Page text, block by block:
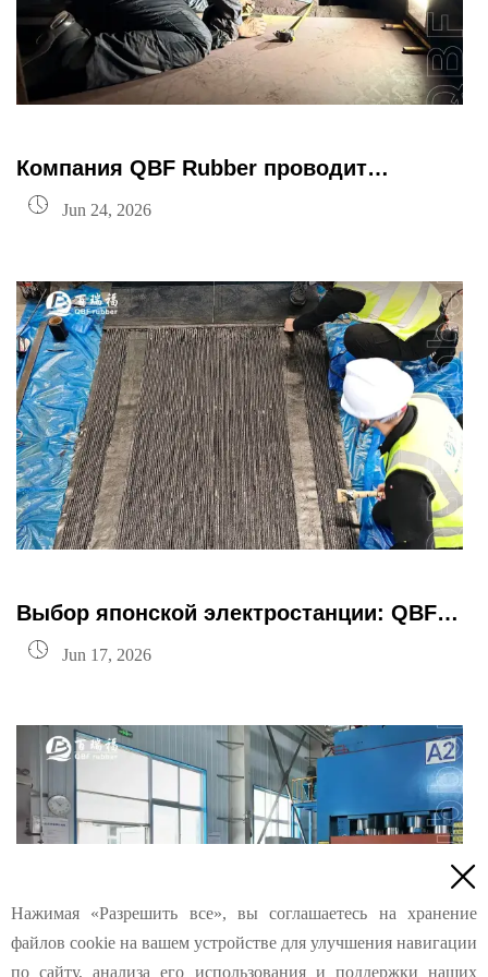
Компания QBF Rubber проводит
практическое обучение по соединению
 Jun 24, 2026
Выбор японской электростанции: QBF
rubber Sidewall Conveyor Belt
 Jun 17, 2026

Нажимая «Разрешить все», вы соглашаетесь на хранение
файлов cookie на вашем устройстве для улучшения навигации
по сайту, анализа его использования и поддержки наших